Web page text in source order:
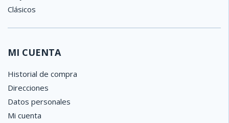
Clásicos
MI CUENTA
Historial de compra
Direcciones
Datos personales
Mi cuenta